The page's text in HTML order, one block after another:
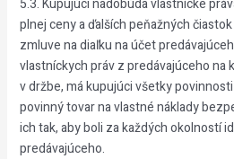
5.3. Kupujúci nadobúda vlastnícke
plnej ceny a ďalších peňažných
zmluve na diaľku na účet
vlastníckych práv z predávajúceho na
v držbe, má kupujúci všetky
povinný tovar na vlastné náklady
ich tak, aby boli za každých okolností
predávajúceho.